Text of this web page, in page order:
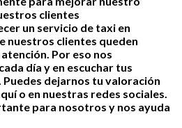
clientes
un servicio de taxi en
nuestros clientes queden
Por eso nos
día y en escuchar tus
Puedes dejarnos tu valoración
o en nuestras redes sociales.
para nosotros y nos ayuda